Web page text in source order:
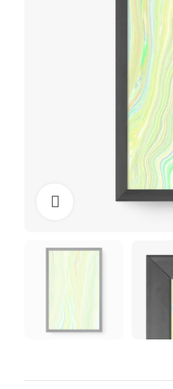
Clique para ampliar